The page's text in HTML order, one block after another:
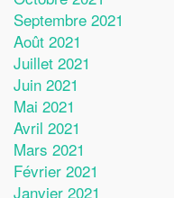
Septembre 2021
Août 2021
Juillet 2021
Juin 2021
Mai 2021
Avril 2021
Mars 2021
Février 2021
Janvier 2021